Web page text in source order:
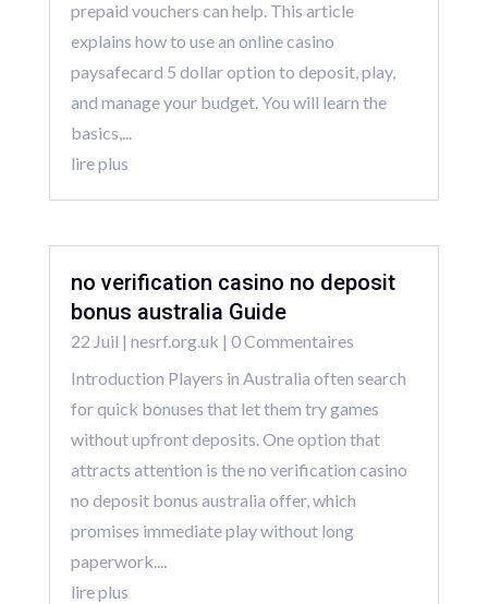
prepaid vouchers can help. This article
explains how to use an online casino
paysafecard 5 dollar option to deposit, play,
and manage your budget. You will learn the
basics,...
lire plus
no verification casino no deposit
bonus australia Guide
22 Juil | nesrf.org.uk | 0 Commentaires
Introduction Players in Australia often search
for quick bonuses that let them try games
without upfront deposits. One option that
attracts attention is the no verification casino
no deposit bonus australia offer, which
promises immediate play without long
paperwork....
lire plus